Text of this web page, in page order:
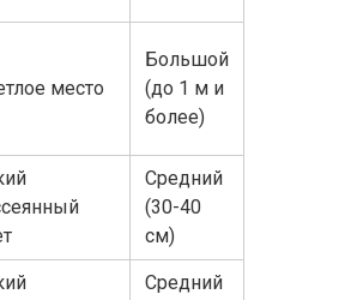
место
Большой
(до 1 м и
более)
Средний
(30-40
см)
Средний